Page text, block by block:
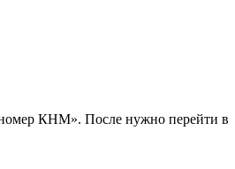
КНМ». После нужно перейти в